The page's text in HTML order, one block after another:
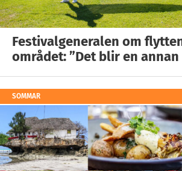
Festivalgeneralen om
området: ”Det blir en annan
SOMMAR